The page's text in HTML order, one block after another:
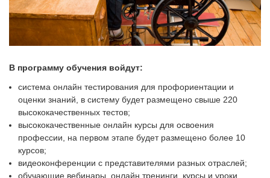
В программу обучения войдут:
система онлайн тестирования для профориентации и
оценки знаний, в систему будет размещено свыше 220
высококачественных тестов;
высококачественные онлайн курсы для освоения
профессии, на первом этапе будет размещено более 10
курсов;
видеоконференции с представителями разных отраслей;
обучающие вебинары, онлайн тренинги, курсы и уроки